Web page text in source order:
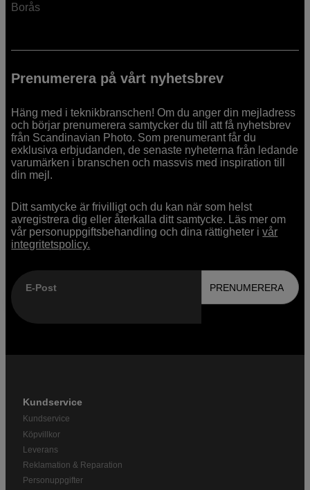
Borås
Prenumerera på vårt nyhetsbrev
Häng med i teknikbranschen! Om du anger din mejladress
och börjar prenumerera samtycker du till att få nyhetsbrev
från Scandinavian Photo. Som prenumerant får du
exklusiva erbjudanden, de senaste nyheterna från ledande
varumärken i branschen och massvis med inspiration till
din mejl.
Ditt samtycke är frivilligt och du kan när som helst
avregistrera dig eller återkalla ditt samtycke. Läs mer om
vår personuppgiftsbehandling och dina rättigheter ivår
integritetspolicy.
E-Post PRENUMERERA
Kundservice
Kundservice
Köpvillkor
Leverans
Reklamation & Reparation
Personuppgifter